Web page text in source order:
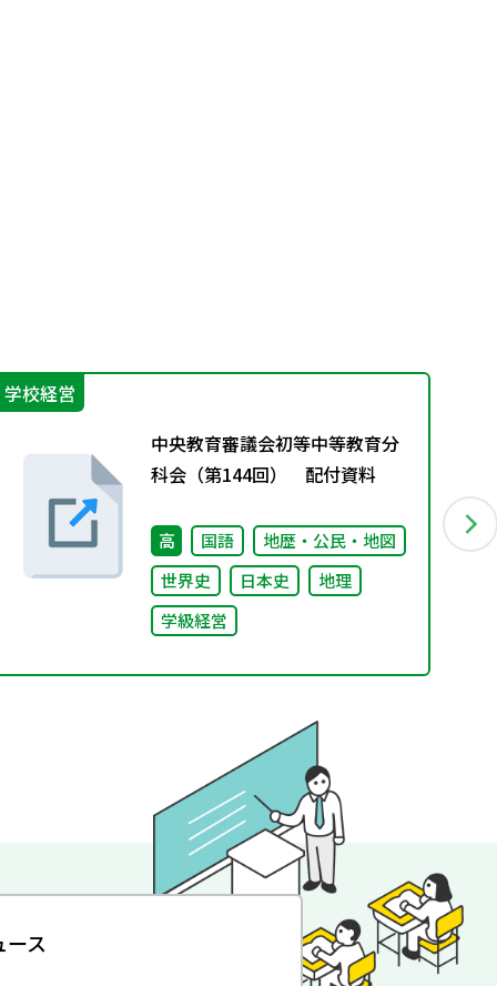
学校経営
中央教育審議会初等中等教育分
科会（第144回） 配付資料
高 国語
地歴・公民・地図
世界史
日本史
地理
学級経営
ース